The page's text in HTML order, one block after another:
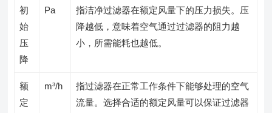
初
始
压
降
Pa
指洁净过滤器在额定风量下的压力损失。压
降越低，意味着空气通过过滤器的阻力越
小，所需能耗也越低。
额
定
m³/h
指过滤器在正常工作条件下能够处理的空气
流量。选择合适的额定风量可以保证过滤器